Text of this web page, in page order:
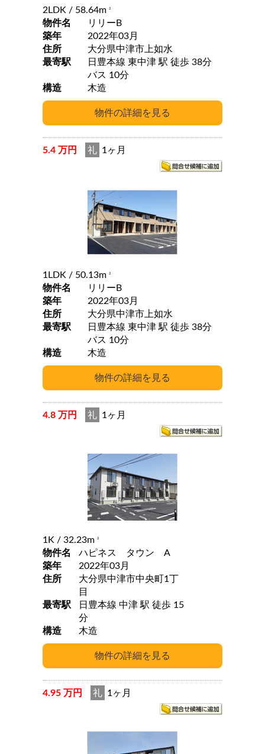
2LDK / 58.64m 2
物件名
リリーB
築年
2022年03月
住所
大分県中津市上如水
最寄駅
日豊本線 東中津 駅 徒歩 38分
バス 10分
構造
木造
5.4 万円 礼 1ヶ月
1LDK / 50.13m 2
物件名
リリーB
築年
2022年03月
住所
大分県中津市上如水
最寄駅
日豊本線 東中津 駅 徒歩 38分
バス 10分
構造
木造
4.8 万円 礼 1ヶ月
1K / 32.23m 2
物件名
ハピネス タウン A
築年
2022年03月
住所
大分県中津市中央町1丁
目
最寄駅
日豊本線 中津 駅 徒歩 15
分
構造
木造
4.95 万円 礼 1ヶ月